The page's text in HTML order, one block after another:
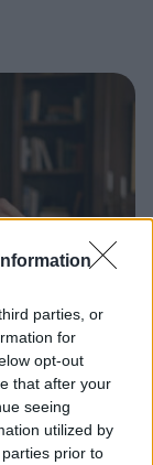
parties, or
for
opt-out
that after your
seeing
utilized by
prior to
–